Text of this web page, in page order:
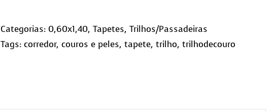
Categorias: 0,60x1,40,Tapetes,Trilhos/Passadeiras
Tags:corredor,couros e peles,tapete,trilho,trilhodecouro